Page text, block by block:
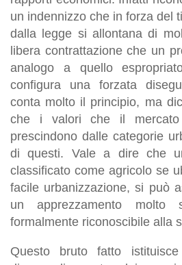
un indennizzo che in forza del
dalla legge si allontana di
libera contrattazione che un
analogo a quello
configura una forzata
conta molto il principio, ma
che i valori che il mercato
prescindono dalle categorie
di questi. Vale a dire che
classificato come agricolo se
facile urbanizzazione, si può
un apprezzamento molto
formalmente riconoscibile alla
Questo bruto fatto